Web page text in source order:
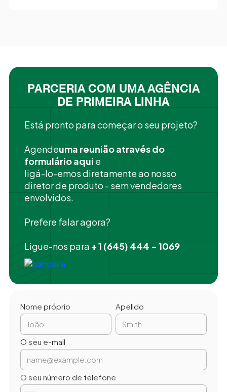
PARCERIA COM UMA AGÊNCIA
DE PRIMEIRA LINHA
Está pronto para começar o seu projeto?
‍Agendeuma reunião através do
formulário aqui e
ligá-lo-emos diretamente ao nosso
diretor de produto - sem vendedores
envolvidos.
Prefere falar agora?
Ligue-nos para + 1 (645) 444 - 1069
Nome próprio Apelido
O seu e-mail
O seu número de telefone